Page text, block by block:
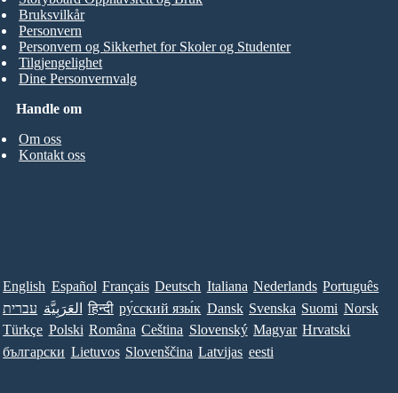
Handle om
Om oss
Kontakt oss
Bruksvilkår
Personvern
Personvern og Sikkerhet for Skoler og Studenter
Tilgjengelighet
Dine Personvernvalg
English Español Français Deutsch Italiana Nederlands Português
עברית العَرَبِيَّة हिन्दी ру́сский язы́к Dansk Svenska Suomi Norsk
Türkçe Polski Româna Ceština Slovenský Magyar Hrvatski
български Lietuvos Slovenščina Latvijas eesti